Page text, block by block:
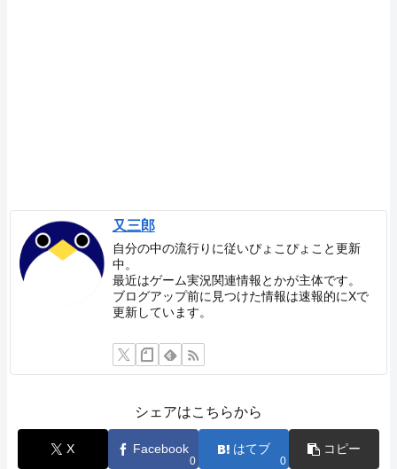
又三郎
自分の中の流行りに従いぴょこぴょこと更新
中。
最近はゲーム実況関連情報とかが主体です。
ブログアップ前に見つけた情報は速報的にXで
更新しています。
シェアはこちらから
X Facebook
0
はてブ
0
コピー